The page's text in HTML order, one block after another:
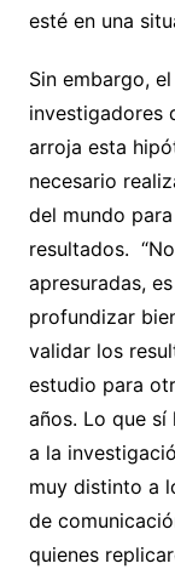
esté en una
Sin embargo,
investigadores
arroja esta
necesario
del mundo
resultados.
apresuradas,
profundizar
validar los
estudio para
años. Lo que
a la
muy distinto a
de
quienes